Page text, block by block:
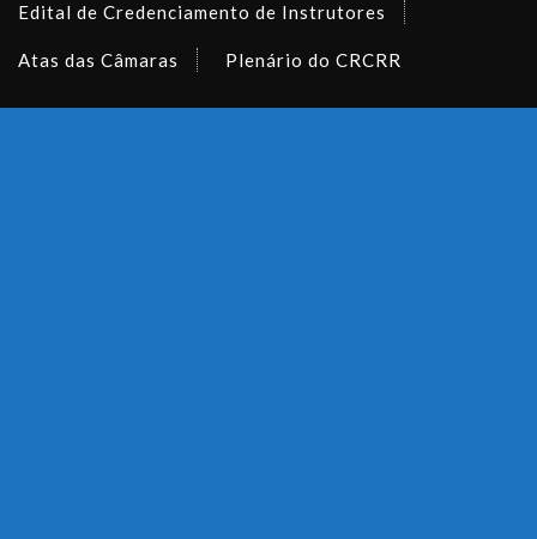
Edital de Credenciamento de Instrutores
Atas das Câmaras Plenário do CRCRR